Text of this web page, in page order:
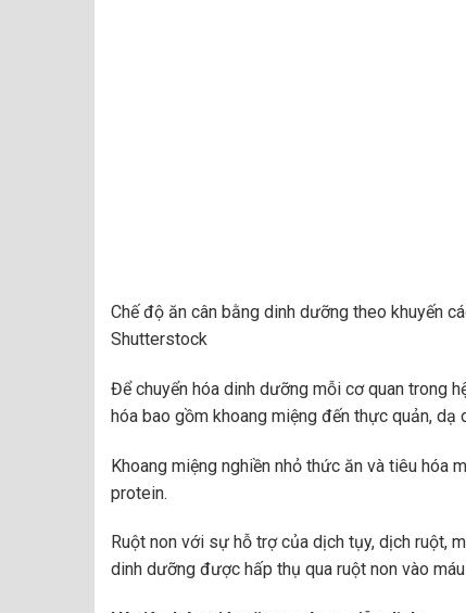
Chế độ ăn cân bằng dinh dưỡng theo khuyến
Shutterstock
Để chuyển hóa dinh dưỡng mỗi cơ quan trong
hóa bao gồm khoang miệng đến thực quản, dạ
Khoang miệng nghiền nhỏ thức ăn và tiêu hóa
protein.
Ruột non với sự hỗ trợ của dịch tụy, dịch ruột,
dinh dưỡng được hấp thụ qua ruột non vào